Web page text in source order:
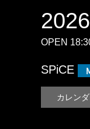
OPEN
SPiCE
カレン